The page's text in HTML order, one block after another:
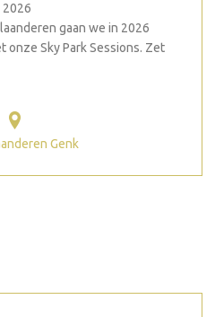
2026
gaan we in 2026
onze Sky Park Sessions. Zet
Genk